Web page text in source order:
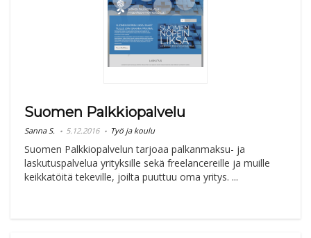
Suomen Palkkiopalvelu
Sanna S. 5.12.2016 Työ ja koulu
Suomen Palkkiopalvelun tarjoaa palkanmaksu- ja
laskutuspalvelua yrityksille sekä freelancereille ja muille
keikkatöitä tekeville, joilta puuttuu oma yritys. ...